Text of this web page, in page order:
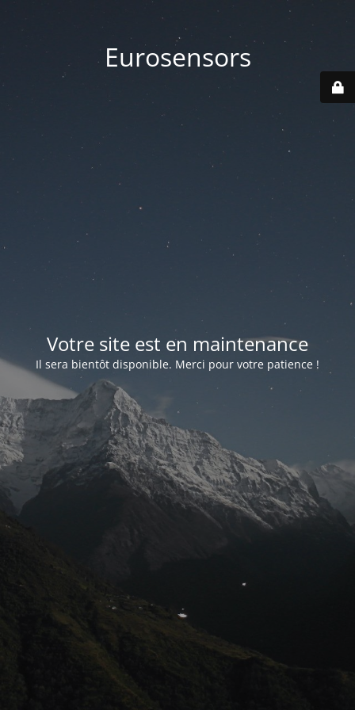
Eurosensors
Votre site est en maintenance
Il sera bientôt disponible. Merci pour votre patience !